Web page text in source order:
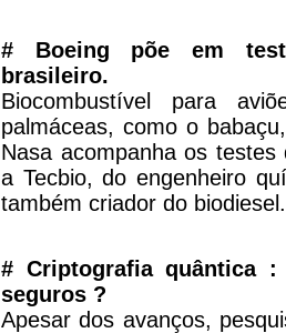
# Boeing põe em
brasileiro.
Biocombustível para
palmáceas, como o
Nasa acompanha os
a Tecbio, do engenheiro
também criador do biodiesel.
# Criptografia quântica
seguros ?
Apesar dos avanços,